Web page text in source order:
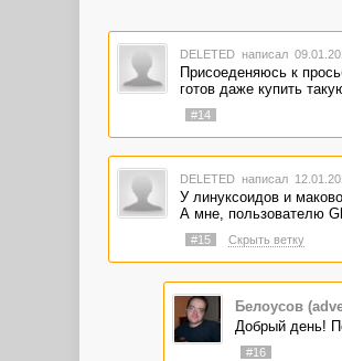
DELETED написал
Присоеденяюсь к
готов даже купить
#14
DELETED написал
У линуксоидов и
А мне, пользователю
#15 Скрыть ветку
Белоусов
Добрый день!
#16